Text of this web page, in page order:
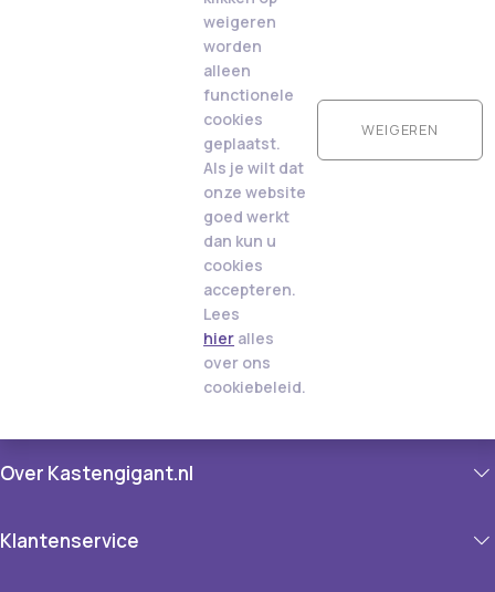
weigeren
worden
alleen
functionele
cookies
geplaatst.
Als je wilt dat
onze website
goed werkt
dan kun u
cookies
accepteren.
Lees
hier alles
over ons
cookiebeleid.
WEIGEREN
Over Kastengigant.nl
Klantenservice